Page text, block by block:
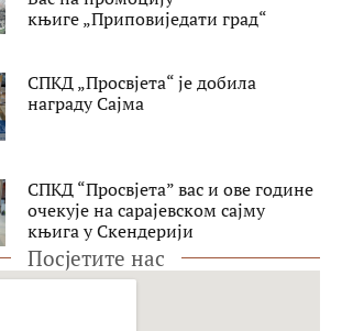
књиге „Приповиједати град“
СПКД „Просвјета“ је добила
награду Сајма
СПКД “Просвјета” вас и ове године
очекује на сарајевском сајму
књига у Скендерији
Посјетите нас